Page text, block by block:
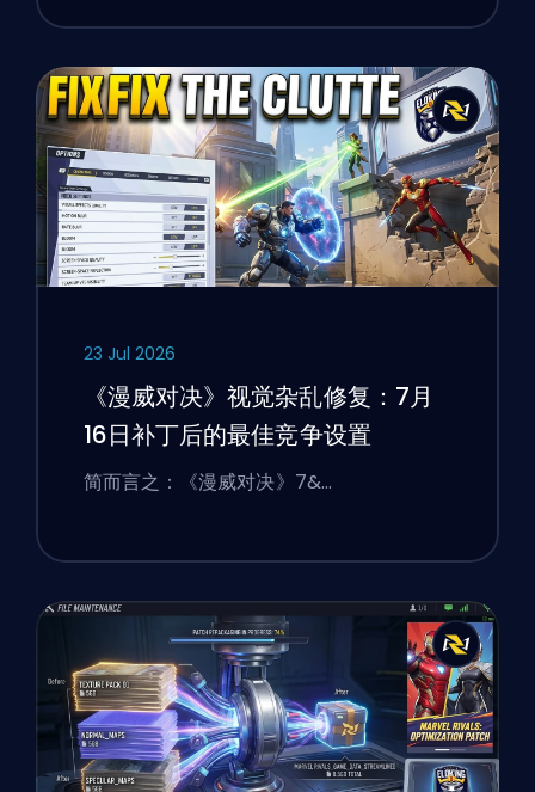
23 Jul 2026
《漫威对决》视觉杂乱修复：7月
16日补丁后的最佳竞争设置
简而言之：《漫威对决》7&…